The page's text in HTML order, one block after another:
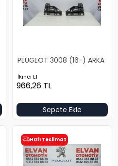
PEUGEOT 3008 (16-) ARKA
İkinci El
966,26 TL
Sepete Ekle
Hızlı Teslimat